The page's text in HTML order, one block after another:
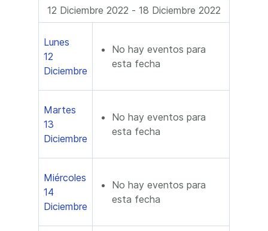
12 Diciembre 2022 - 18 Diciembre 2022
Lunes
12
Diciembre
No hay eventos para
esta fecha
Martes
13
Diciembre
No hay eventos para
esta fecha
Miércoles
14
Diciembre
No hay eventos para
esta fecha